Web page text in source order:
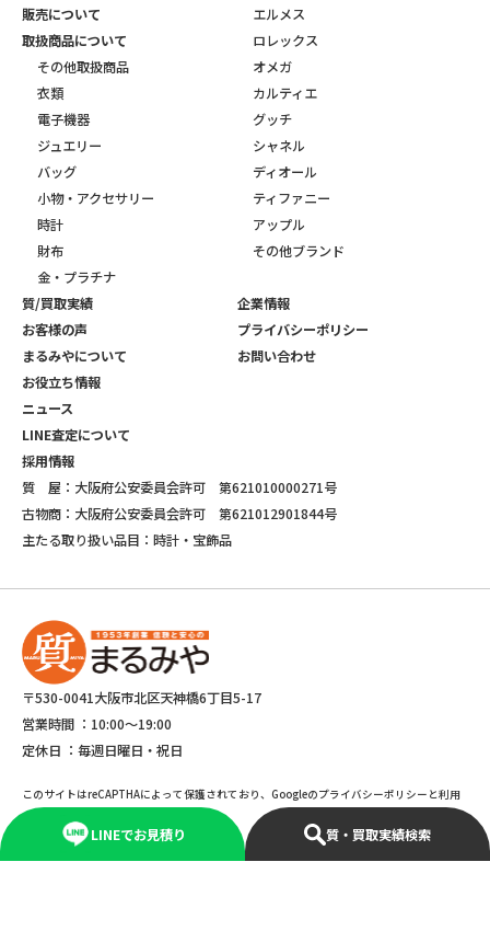
LINEでお見積り 質・買取実績検索
販売について
取扱商品について
その他取扱商品
衣類
電子機器
ジュエリー
バッグ
小物・アクセサリー
時計
財布
金・プラチナ
エルメス
ロレックス
オメガ
カルティエ
グッチ
シャネル
ディオール
ティファニー
アップル
その他ブランド
質/買取実績
お客様の声
まるみやについて
お役立ち情報
ニュース
LINE査定について
採用情報
企業情報
プライバシーポリシー
お問い合わせ
質 屋：大阪府公安委員会許可 第621010000271号
古物商：大阪府公安委員会許可 第621012901844号
主たる取り扱い品目：時計・宝飾品
〒530-0041大阪市北区天神橋6丁目5-17
営業時間 ： 10:00～19:00
定休日 ： 毎週日曜日・祝日
このサイトはreCAPTHAによって保護されており、Googleのプライバシーポリシーと利用
規約が適応されます。